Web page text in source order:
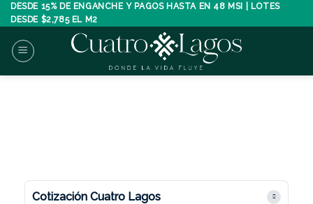
Skip
to
content
DESDE 15% DE ENGANCHE Y PAGOS HASTA EN 48 MSI | LOTES
DESDE $2,785 EL M2
Cotización Cuatro Lagos